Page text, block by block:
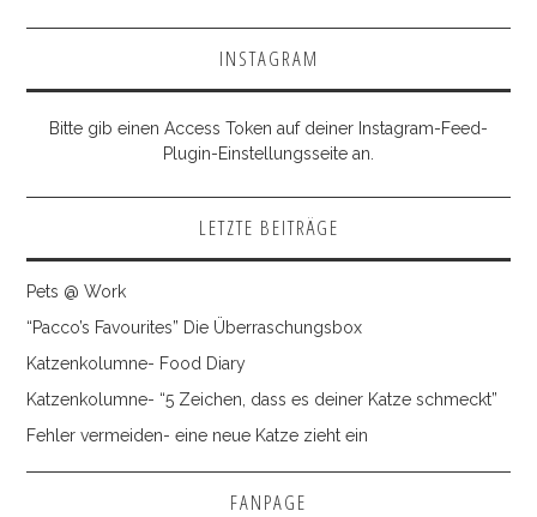
INSTAGRAM
Bitte gib einen Access Token auf deiner Instagram-Feed-
Plugin-Einstellungsseite an.
LETZTE BEITRÄGE
Pets @ Work
“Pacco’s Favourites” Die Überraschungsbox
Katzenkolumne- Food Diary
Katzenkolumne- “5 Zeichen, dass es deiner Katze schmeckt”
Fehler vermeiden- eine neue Katze zieht ein
FANPAGE